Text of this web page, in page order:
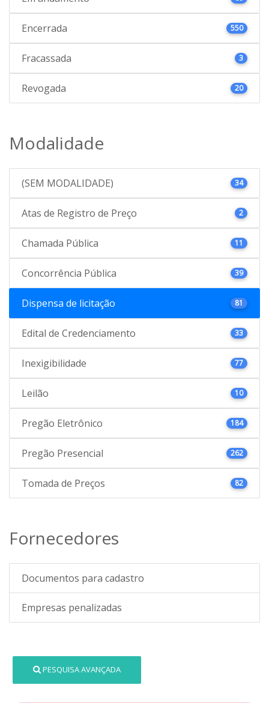
Encerrada 550
Fracassada 3
Revogada 20
Modalidade
(SEM MODALIDADE) 34
Atas de Registro de Preço 2
Chamada Pública 11
Concorrência Pública 39
Dispensa de licitação 81
Edital de Credenciamento 33
Inexigibilidade 77
Leilão 10
Pregão Eletrônico 184
Pregão Presencial 262
Tomada de Preços 82
Fornecedores
Documentos para cadastro
Empresas penalizadas
PESQUISA AVANÇADA